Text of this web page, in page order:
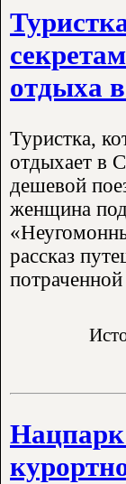
отдыха
Туристка,
отдыхает в
дешевой
женщина
рассказ
Нацпарк